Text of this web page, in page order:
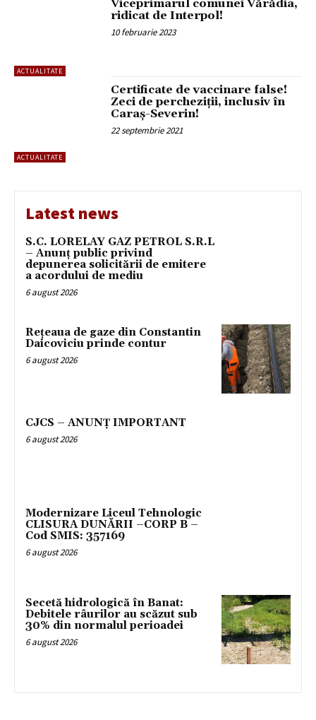
ACTUALITATE
Viceprimarul comunei Vărădia,
ridicat de Interpol!
10 februarie 2023
ACTUALITATE
Certificate de vaccinare false!
Zeci de percheziții, inclusiv în
Caraș-Severin!
22 septembrie 2021
Latest news
S.C. LORELAY GAZ PETROL S.R.L
– Anunț public privind
depunerea solicitării de emitere
a acordului de mediu
6 august 2026
Rețeaua de gaze din Constantin
Daicoviciu prinde contur
6 august 2026
CJCS – ANUNȚ IMPORTANT
6 august 2026
Modernizare Liceul Tehnologic
CLISURA DUNĂRII –CORP B –
Cod SMIS: 357169
6 august 2026
Secetă hidrologică în Banat:
Debitele râurilor au scăzut sub
30% din normalul perioadei
6 august 2026